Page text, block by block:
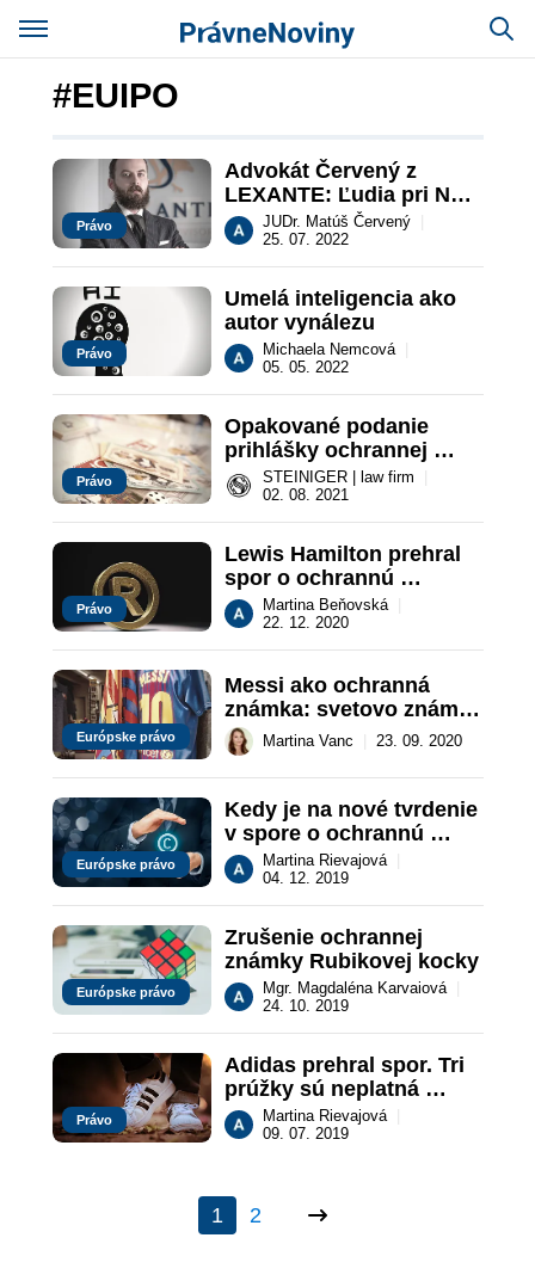
#EUIPO
Právo
Advokát Červený z
LEXANTE: Ľudia pri NFT
často ani nevedia za čo
platia
JUDr. Matúš Červený
25. 07. 2022
Právo
Umelá inteligencia ako
autor vynálezu
Michaela Nemcová
05. 05. 2022
Právo
Opakované podanie
prihlášky ochrannej
známky dôvodom na
vyhlásenie neplatnosti
STEINIGER | law firm
02. 08. 2021
Právo
Lewis Hamilton prehral
spor o ochrannú
známku svojho mena
Martina Beňovská
22. 12. 2020
Európske právo
Messi ako ochranná
známka: svetovo známy
futbalista úspešný na
Súdnom dvore
Martina Vanc 23. 09. 2020
Európske právo
Kedy je na nové tvrdenie
v spore o ochrannú
známku už neskoro
Martina Rievajová
04. 12. 2019
Európske právo
Zrušenie ochrannej
známky Rubikovej kocky
Mgr. Magdaléna Karvaiová
24. 10. 2019
Právo
Adidas prehral spor. Tri
prúžky sú neplatná
ochranná známka!
Martina Rievajová
09. 07. 2019
1 2